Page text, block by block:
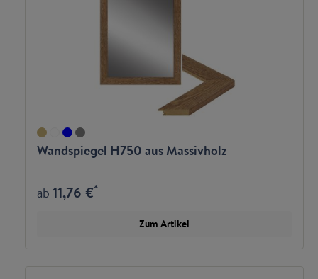
Wandspiegel H750 aus Massivholz
ab11,76 €*
Zum Artikel